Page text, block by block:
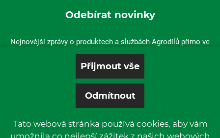
Odebírat novinky
Nejnovější zprávy o produktech a službách Agrodílů přímo ve
vaší doručené poště.
Tato webová stránka používá cookies, aby vám
umožnila co nejlepší zážitek z našich webových